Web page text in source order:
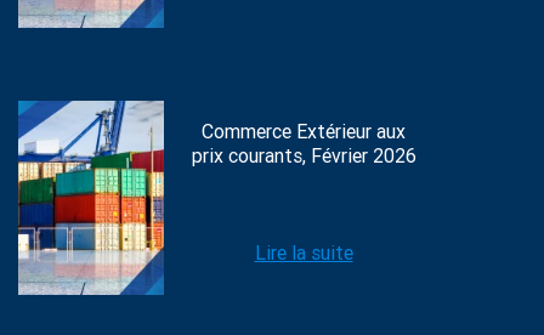
Commerce Extérieur aux
prix courants, Février 2026
Lire la suite